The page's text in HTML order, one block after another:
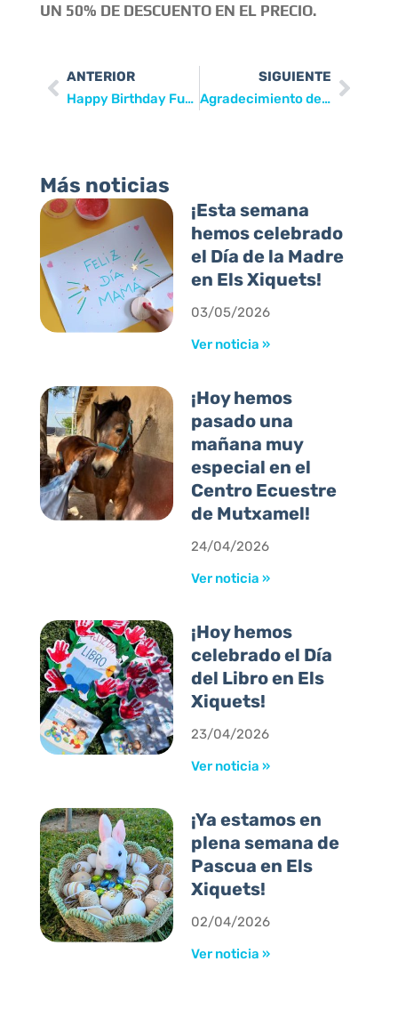
UN 50% DE DESCUENTO EN EL PRECIO.
ANTERIOR
Happy Birthday Funny Bunny
SIGUIENTE
Agradecimiento de Cáritas de Mutxamel
Más noticias
¡Esta semana
hemos celebrado
el Día de la Madre
en Els Xiquets!
03/05/2026
Ver noticia »
¡Hoy hemos
pasado una
mañana muy
especial en el
Centro Ecuestre
de Mutxamel!
24/04/2026
Ver noticia »
¡Hoy hemos
celebrado el Día
del Libro en Els
Xiquets!
23/04/2026
Ver noticia »
¡Ya estamos en
plena semana de
Pascua en Els
Xiquets!
02/04/2026
Ver noticia »